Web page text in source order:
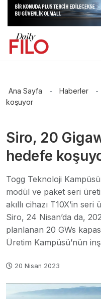
Ana Sayfa - Haberler -
koşuyor
Siro, 20
hedefe
Togg Teknoloji
modül ve paket seri
akıllı cihazı T10X’in
Siro, 24 Nisan’da da,
planlanan 20 GWs
Üretim Kampüsü’nün
20 Nisan 2023